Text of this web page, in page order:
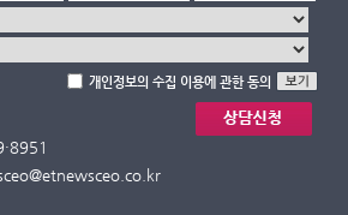
개인정보의 수집 이용에 관한 동의
8951